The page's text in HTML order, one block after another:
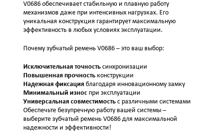
V0686 обеспечивает стабильную и плавную работу
механизмов даже при интенсивных нагрузках. Его
уникальная конструкция гарантирует максимальную
эффективность в любых условиях эксплуатации.
Почему зубчатый ремень V0686 – это ваш выбор:
Исключительная точность синхронизации
Повышенная прочность конструкции
Надежная фиксация благодаря инновационному замку
Минимальный износ при эксплуатации
Универсальная совместимость с различными системами
Обеспечьте безупречную работу вашей системы –
выберите зубчатый ремень V0686 для максимальной
надежности и эффективности!